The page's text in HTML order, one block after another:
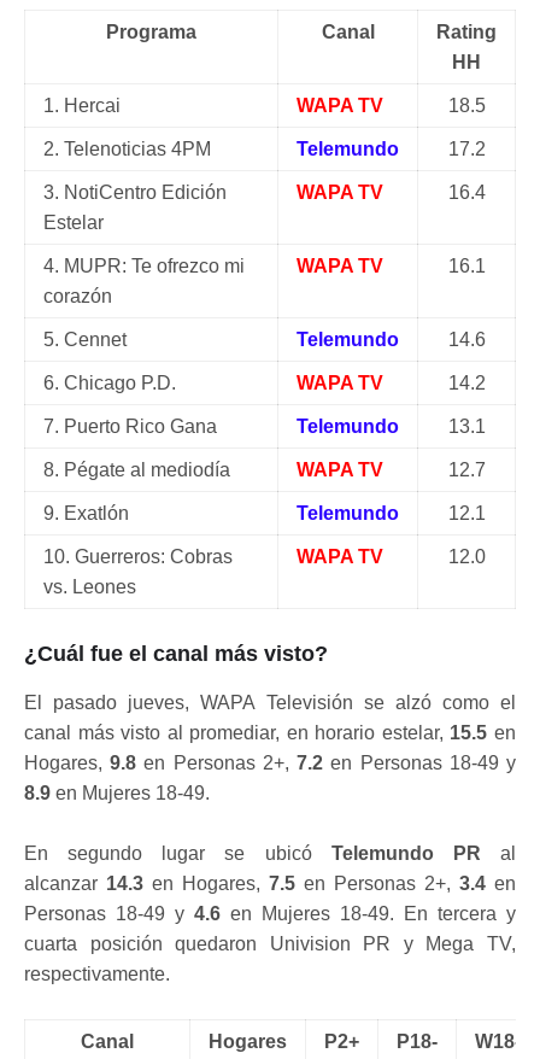
Programa Canal
Rating
HH
1. Hercai WAPA TV 18.5
2. Telenoticias 4PM Telemundo 17.2
3. NotiCentro Edición
Estelar
WAPA TV 16.4
4. MUPR: Te ofrezco mi
corazón
WAPA TV 16.1
5. Cennet Telemundo 14.6
6. Chicago P.D. WAPA TV 14.2
7. Puerto Rico Gana Telemundo 13.1
8. Pégate al mediodía WAPA TV 12.7
9. Exatlón Telemundo 12.1
10. Guerreros: Cobras
vs. Leones
WAPA TV 12.0
¿Cuál fue el canal más visto?
El pasado jueves, WAPA Televisión se alzó como el
canal más visto al promediar, en horario estelar, 15.5 en
Hogares,9.8 en Personas 2+,7.2 en Personas 18-49 y
8.9 en Mujeres 18-49.
En segundo lugar se ubicó Telemundo PR al
alcanzar 14.3 en Hogares, 7.5 en Personas 2+, 3.4 en
Personas 18-49 y 4.6 en Mujeres 18-49. En tercera y
cuarta posición quedaron Univision PR y Mega TV,
respectivamente.
Canal Hogares P2+
P18-
W18-